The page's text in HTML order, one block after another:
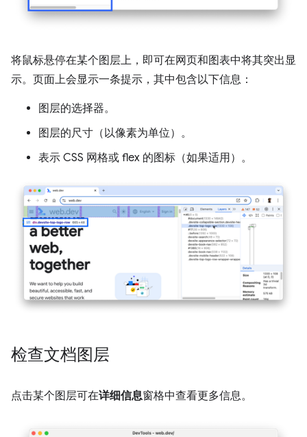
将鼠标悬停在某个图层上，即可在网页和图表中将其突出显
示。页面上会显示一条提示，其中包含以下信息：
图层的选择器。
图层的尺寸（以像素为单位）。
表示 CSS 网格或 flex 的图标（如果适用）。
检查文档图层
点击某个图层可在详细信息窗格中查看更多信息。